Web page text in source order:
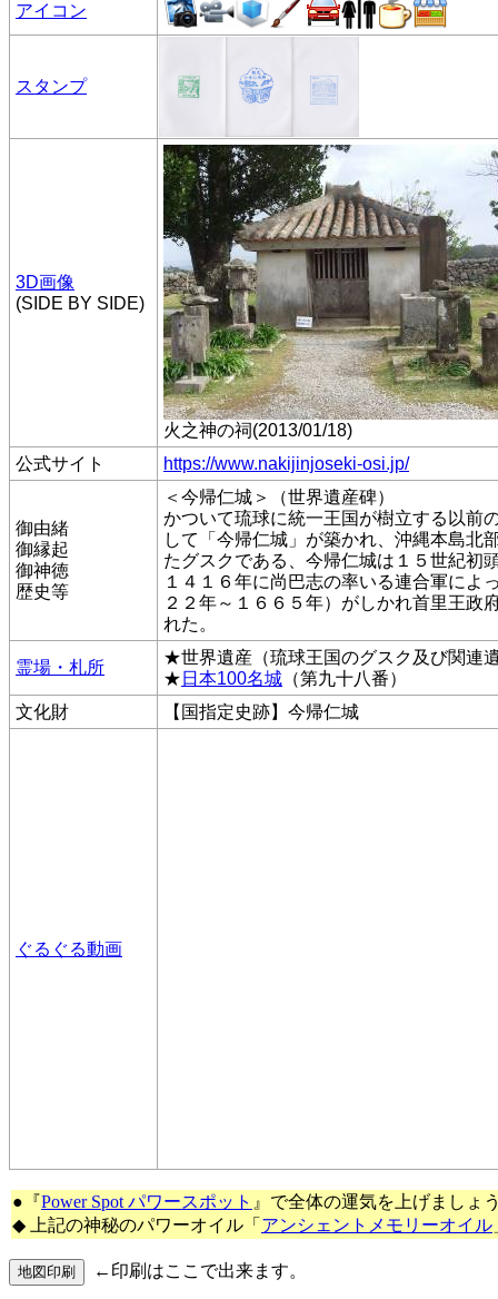
アイコン
スタンプ
3D画像
(SIDE BY SIDE)
火之神の祠(2013/01/18)
公式サイト
https://www.nakijinjoseki-osi.jp/
御由緒
御縁起
御神徳
歴史等
＜今帰仁城＞（世界遺産碑）
かついて琉球に統一王国が樹立する以前
して「今帰仁城」が築かれ、沖縄本島北
たグスクである、今帰仁城は１５世紀初
１４１６年に尚巴志の率いる連合軍によ
２２年～１６６５年）がしかれ首里王政
れた。
霊場・札所
★世界遺産（琉球王国のグスク及び関連
★ 日本100名城 （第九十八番）
文化財
【国指定史跡】今帰仁城
ぐるぐる動画
●『Power Spot パワースポット 』で全体の運気を上げましょ
◆ 上記の神秘のパワーオイル「 アンシェントメモリーオイル
←印刷はここで出来ます。